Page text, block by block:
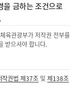
을 금하는 조건으로
육관광부가 저작권 전부를
받으셔야 합니다.
작권법 제37조 및제138조